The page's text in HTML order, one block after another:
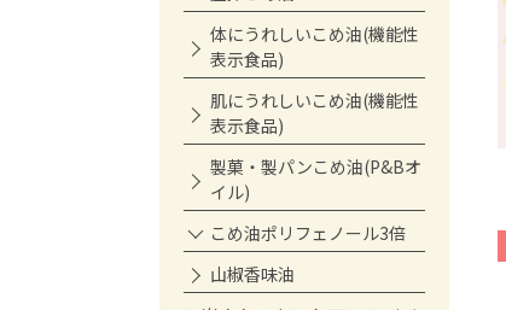
体にうれしいこめ油(機能性
表示食品)
肌にうれしいこめ油(機能性
表示食品)
製菓・製パンこめ油(P&Bオ
イル)
こめ油ポリフェノール3倍
山椒香味油